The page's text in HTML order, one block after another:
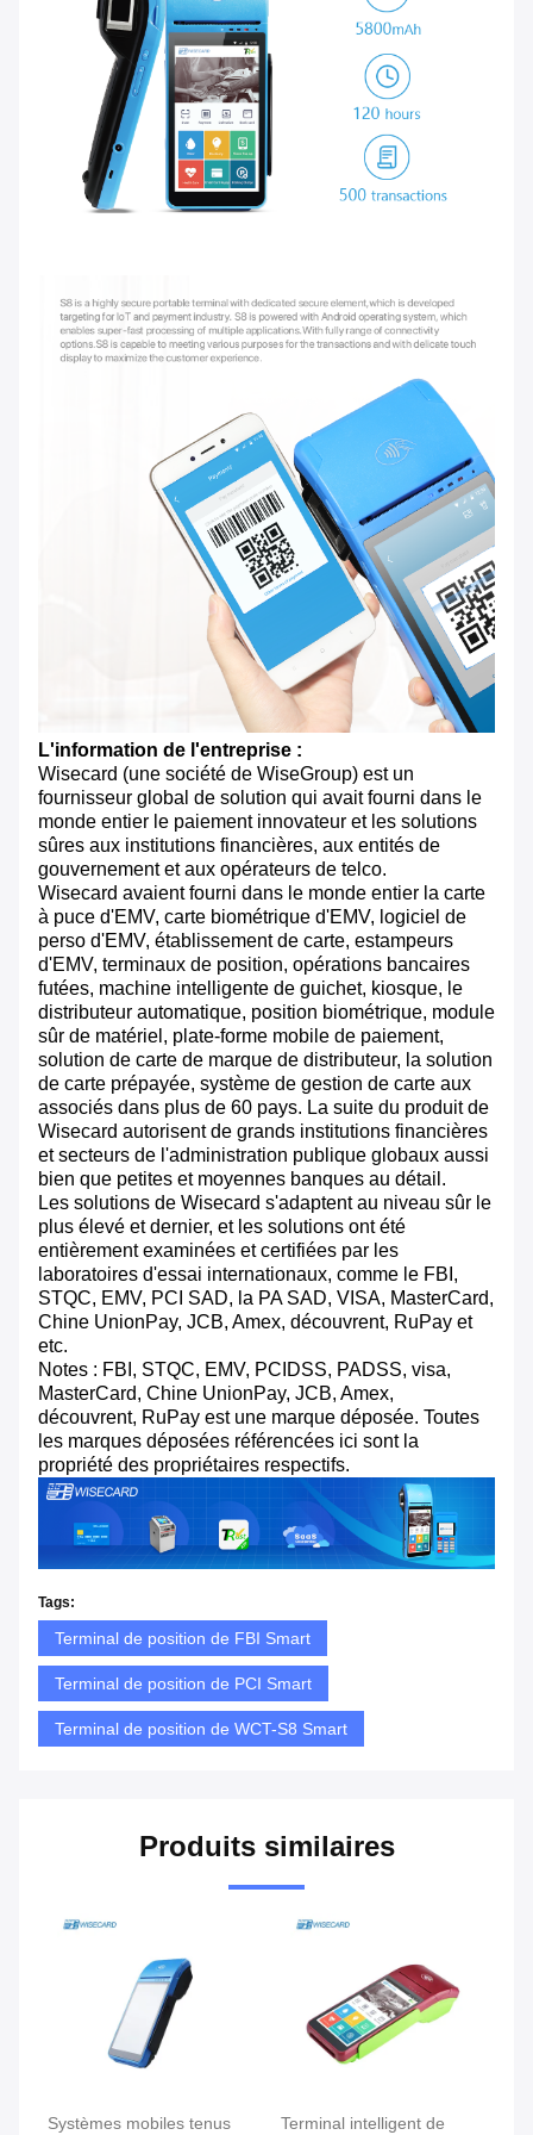
L'information de l'entreprise :
Wisecard (une société de WiseGroup) est un
fournisseur global de solution qui avait fourni dans le
monde entier le paiement innovateur et les solutions
sûres aux institutions financières, aux entités de
gouvernement et aux opérateurs de telco.
Wisecard avaient fourni dans le monde entier la carte
à puce d'EMV, carte biométrique d'EMV, logiciel de
perso d'EMV, établissement de carte, estampeurs
d'EMV, terminaux de position, opérations bancaires
futées, machine intelligente de guichet, kiosque, le
distributeur automatique, position biométrique, module
sûr de matériel, plate-forme mobile de paiement,
solution de carte de marque de distributeur, la solution
de carte prépayée, système de gestion de carte aux
associés dans plus de 60 pays. La suite du produit de
Wisecard autorisent de grands institutions financières
et secteurs de l'administration publique globaux aussi
bien que petites et moyennes banques au détail.
Les solutions de Wisecard s'adaptent au niveau sûr le
plus élevé et dernier, et les solutions ont été
entièrement examinées et certifiées par les
laboratoires d'essai internationaux, comme le FBI,
STQC, EMV, PCI SAD, la PA SAD, VISA, MasterCard,
Chine UnionPay, JCB, Amex, découvrent, RuPay et
etc.
Notes : FBI, STQC, EMV, PCIDSS, PADSS, visa,
MasterCard, Chine UnionPay, JCB, Amex,
découvrent, RuPay est une marque déposée. Toutes
les marques déposées référencées ici sont la
propriété des propriétaires respectifs.
Tags:
Terminal de position de FBI Smart
Terminal de position de PCI Smart
Terminal de position de WCT-S8 Smart
Produits similaires
Systèmes mobiles tenus
Terminal intelligent de